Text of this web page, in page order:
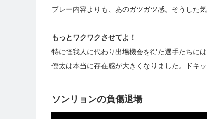
プレー内容よりも、あのガツガツ感。そうした
もっとワクワクさせてよ！
特に怪我人に代わり出場機会を得た選手たちに
僚太は本当に存在感が大きくなりました。ドキ
ソンリョンの負傷退場